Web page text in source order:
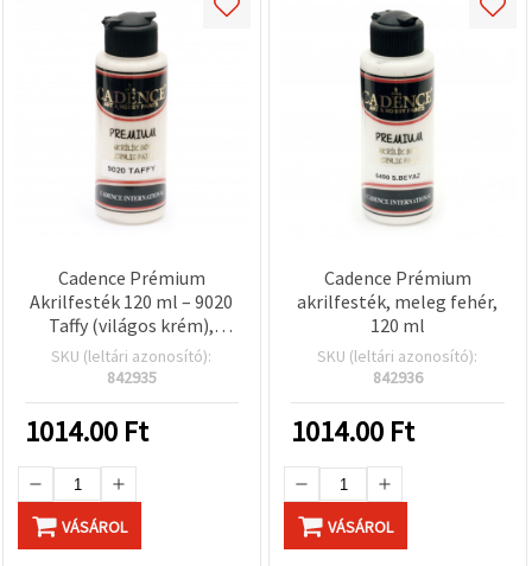
Cadence Prémium
Akrilfesték 120 ml – 9020
Taffy (világos krém),
többfelületű hobbi
festék vászonra, fára,
papírra, kerámiára,
kézműves és DIY
dekorációs projektekhez
SKU (leltári azonosító):
842935
1014.00 Ft
VÁSÁROL
Cadence Prémium
akrilfesték, meleg fehér,
120 ml
SKU (leltári azonosító):
842936
1014.00 Ft
VÁSÁROL